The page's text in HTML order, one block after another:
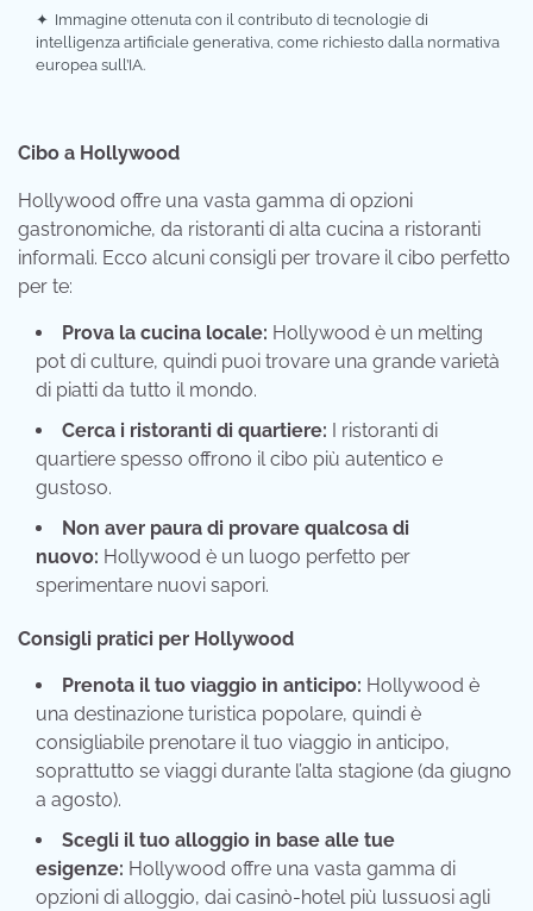
✦ Immagine ottenuta con il contributo di tecnologie di
intelligenza artificiale generativa, come richiesto dalla normativa
europea sull’IA.
Cibo a Hollywood
Hollywood offre una vasta gamma di opzioni
gastronomiche, da ristoranti di alta cucina a ristoranti
informali. Ecco alcuni consigli per trovare il cibo perfetto
per te:
Prova la cucina locale: Hollywood è un melting
pot di culture, quindi puoi trovare una grande varietà
di piatti da tutto il mondo.
Cerca i ristoranti di quartiere: I ristoranti di
quartiere spesso offrono il cibo più autentico e
gustoso.
Non aver paura di provare qualcosa di
nuovo: Hollywood è un luogo perfetto per
sperimentare nuovi sapori.
Consigli pratici per Hollywood
Prenota il tuo viaggio in anticipo: Hollywood è
una destinazione turistica popolare, quindi è
consigliabile prenotare il tuo viaggio in anticipo,
soprattutto se viaggi durante l’alta stagione (da giugno
a agosto).
Scegli il tuo alloggio in base alle tue
esigenze: Hollywood offre una vasta gamma di
opzioni di alloggio, dai casinò-hotel più lussuosi agli